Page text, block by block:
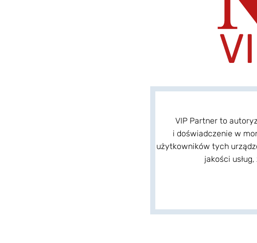
VIP Partner to
i doświadczenie w
użytkowników tych
jakości